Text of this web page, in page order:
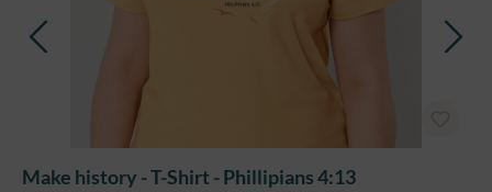
Make history - T-Shirt - Phillipians 4:13